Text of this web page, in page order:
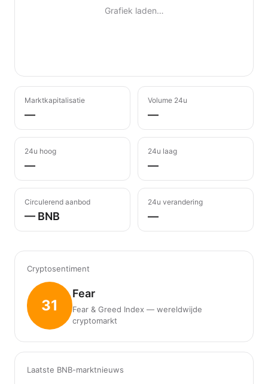
Grafiek laden…
Marktkapitalisatie
—
Volume 24u
—
24u hoog
—
24u laag
—
Circulerend aanbod
— BNB
24u verandering
—
Cryptosentiment
31
Fear
Fear & Greed Index — wereldwijde
cryptomarkt
Laatste BNB-marktnieuws